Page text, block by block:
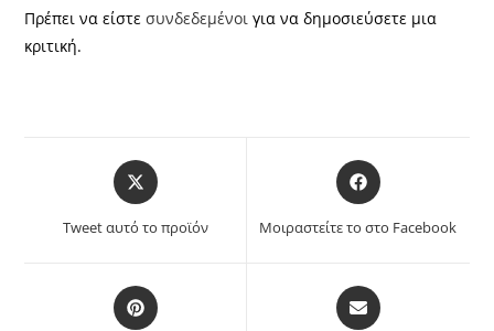
Πρέπει να είστεσυνδεδεμένοιγια να δημοσιεύσετε μια
κριτική.
Opens
in
new
Tweet αυτό το προϊόν
Opens
in
new
Μοιραστείτε το στο Facebook
Opens
in
Opens
in